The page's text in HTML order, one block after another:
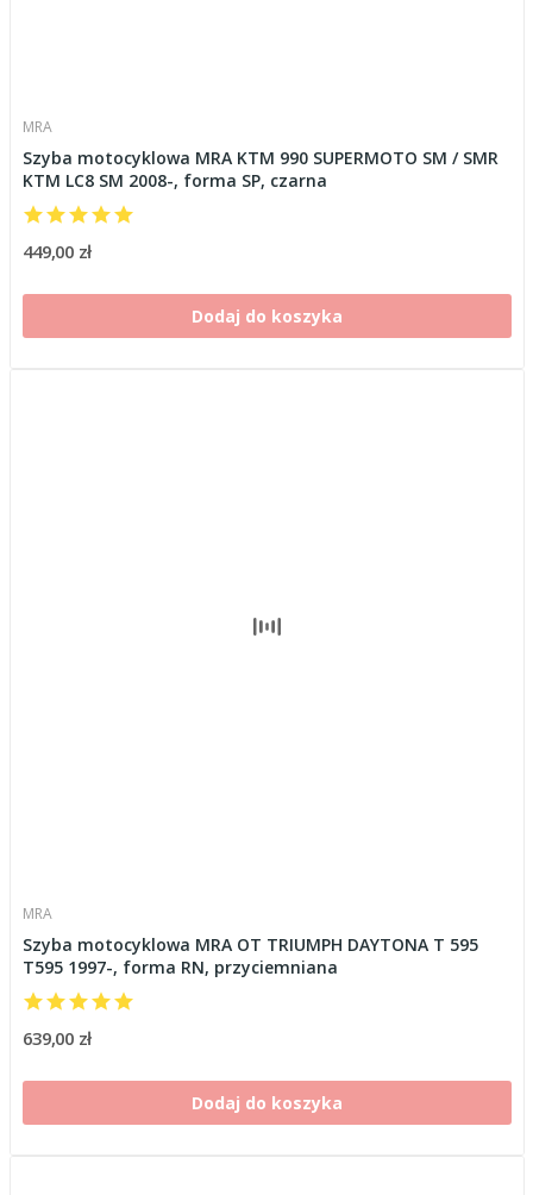
MRA
Szyba motocyklowa MRA KTM 990 SUPERMOTO SM / SMR
KTM LC8 SM 2008-, forma SP, czarna
449,00 zł
Dodaj do koszyka
MRA
Szyba motocyklowa MRA OT TRIUMPH DAYTONA T 595
T595 1997-, forma RN, przyciemniana
639,00 zł
Dodaj do koszyka